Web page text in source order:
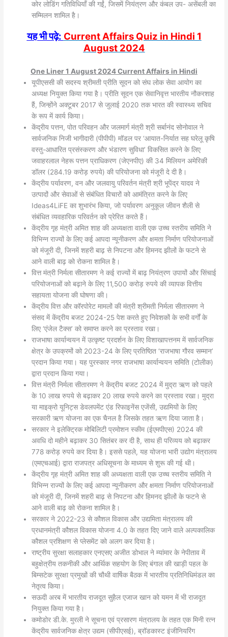
कोर लोडिंग गतिविधियाँ की गईं, जिसमें नियंत्रण और कंबल उप- असेंबली का
सम्मिलन शामिल है।
यह भी पढ़े: Current Affairs Quiz in Hindi 1
August 2024
One Liner 1 August 2024 Current Affairs in Hindi
यूपीएससी की सदस्य श्रीमती प्रीति सूदन को संघ लोक सेवा आयोग का
अध्यक्ष नियुक्त किया गया है। प्रीति सूदन एक सेवानिवृत्त भारतीय नौकरशाह
हैं, जिन्होंने अक्टूबर 2017 से जुलाई 2020 तक भारत की स्वास्थ्य सचिव
के रूप में कार्य किया।
केंद्रीय पत्तन, पोत परिवहन और जलमार्ग मंत्री श्री सर्बानंद सोनोवाल ने
सार्वजनिक निजी भागीदारी (पीपीपी) मॉडल पर ‘आयात-निर्यात सह घरेलू कृषि
वस्तु-आधारित प्रसंस्करण और भंडारण सुविधा’ विकसित करने के लिए
जवाहरलाल नेहरू पत्तन प्राधिकरण (जेएनपीए) की 34 मिलियन अमेरिकी
डॉलर (284.19 करोड़ रुपये) की परियोजना को मंजूरी दे दी है।
केंद्रीय पर्यावरण, वन और जलवायु परिवर्तन मंत्री श्री भूपेंद्र यादव ने
उत्पादों और सेवाओं से संबंधित विचारों को आमंत्रित करने के लिए
Ideas4LiFE का शुभारंभ किया, जो पर्यावरण अनुकूल जीवन शैली से
संबंधित व्यवहारिक परिवर्तन को प्रेरित करते हैं।
केंद्रीय गृह मंत्री अमित शाह की अध्यक्षता वाली एक उच्च स्तरीय समिति ने
विभिन्न राज्यों के लिए कई आपदा न्यूनीकरण और क्षमता निर्माण परियोजनाओं
को मंजूरी दी, जिनमें शहरी बाढ़ से निपटना और हिमनद झीलों के फटने से
आने वाली बाढ़ को रोकना शामिल है।
वित्त मंत्री निर्मला सीतारमण ने कई राज्यों में बाढ़ नियंत्रण उपायों और सिंचाई
परियोजनाओं को बढ़ाने के लिए 11,500 करोड़ रुपये की व्यापक वित्तीय
सहायता योजना की घोषणा की।
केंद्रीय वित्त और कॉरपोरेट मामलों की मंत्री श्रीमती निर्मला सीतारमण ने
संसद में केंद्रीय बजट 2024-25 पेश करते हुए निवेशकों के सभी वर्गों के
लिए ‘एंजेल टैक्स’ को समाप्त करने का प्रस्ताव रखा।
राजभाषा कार्यान्वयन में उत्कृष्ट प्रदर्शन के लिए विशाखापत्तनम में सार्वजनिक
क्षेत्र के उपक्रमों को 2023-24 के लिए प्रतिष्ठित ‘राजभाषा गौरव सम्मान’
प्रदान किया गया। यह पुरस्कार नगर राजभाषा कार्यान्वयन समिति (टोलीक)
द्वारा प्रदान किया गया।
वित्त मंत्री निर्मला सीतारमण ने केंद्रीय बजट 2024 में मुद्रा ऋण को पहले
के 10 लाख रुपये से बढ़ाकर 20 लाख रुपये करने का प्रस्ताव रखा। मुद्रा
या माइक्रो यूनिट्स डेवलपमेंट एंड रिफाइनेंस एजेंसी, उद्यमियों के लिए
सरकारी ऋण योजना का एक चैनल है जिसके तहत ऋण दिया जाता है।
सरकार ने इलेक्ट्रिक मोबिलिटी प्रमोशन स्कीम (ईएमपीएस) 2024 की
अवधि दो महीने बढ़ाकर 30 सितंबर कर दी है, साथ ही परिव्यय को बढ़ाकर
778 करोड़ रुपये कर दिया है। इससे पहले, यह योजना भारी उद्योग मंत्रालय
(एमएचआई) द्वारा राजपत्र अधिसूचना के माध्यम से शुरू की गई थी।
केंद्रीय गृह मंत्री अमित शाह की अध्यक्षता वाली एक उच्च स्तरीय समिति ने
विभिन्न राज्यों के लिए कई आपदा न्यूनीकरण और क्षमता निर्माण परियोजनाओं
को मंजूरी दी, जिनमें शहरी बाढ़ से निपटना और हिमनद झीलों के फटने से
आने वाली बाढ़ को रोकना शामिल है।
सरकार ने 2022-23 से कौशल विकास और उद्यमिता मंत्रालय की
प्रधानमंत्री कौशल विकास योजना 4.0 के तहत दिए जाने वाले अल्पकालिक
कौशल प्रशिक्षण से प्लेसमेंट को अलग कर दिया है।
राष्ट्रीय सुरक्षा सलाहकार एनएसए अजीत डोभाल ने म्यांमार के नेपीताव में
बहुक्षेत्रीय तकनीकी और आर्थिक सहयोग के लिए बंगाल की खाड़ी पहल के
बिम्सटेक सुरक्षा प्रमुखों की चौथी वार्षिक बैठक में भारतीय प्रतिनिधिमंडल का
नेतृत्व किया।
सऊदी अरब में भारतीय राजदूत सुहैल एजाज खान को यमन में भी राजदूत
नियुक्त किया गया है।
कमोडोर डी.के. मुरली ने सूचना एवं प्रसारण मंत्रालय के तहत एक मिनी रत्न
केंद्रीय सार्वजनिक क्षेत्र उद्यम (सीपीएसई), ब्रॉडकास्ट इंजीनियरिंग